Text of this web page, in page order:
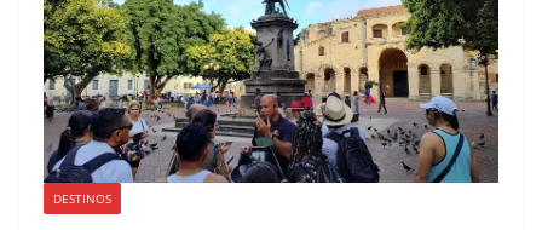
DESTINOS